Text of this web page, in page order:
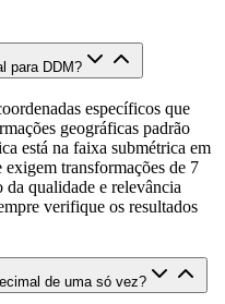
para DDM?
específicos que
geográficas padrão
está na faixa submétrica em
exigem transformações de 7
da qualidade e relevância
verifique os resultados
de uma só vez?